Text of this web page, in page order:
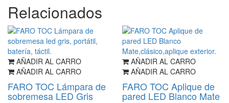
Relacionados
AÑADIR AL CARRO
AÑADIR AL CARRO
FARO TOC Lámpara de
sobremesa LED Gris
AÑADIR AL CARRO
AÑADIR AL CARRO
FARO TOC Aplique de
pared LED Blanco Mate